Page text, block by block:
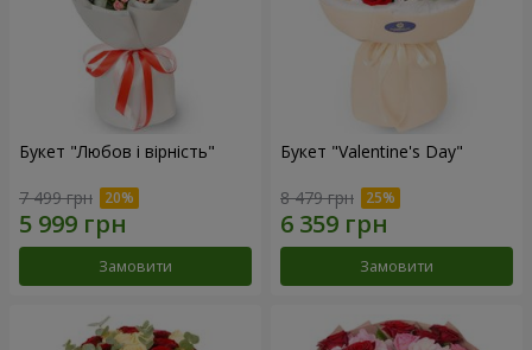
Букет "Любов і вірність"
7 499 грн
Замовити
Букет "Valentine's Day"
8 479 грн
Замовити